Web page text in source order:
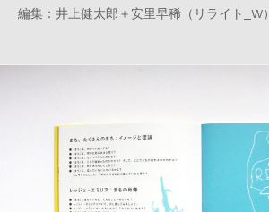
編集：井上健太郎＋安里早稀（リライト_W）